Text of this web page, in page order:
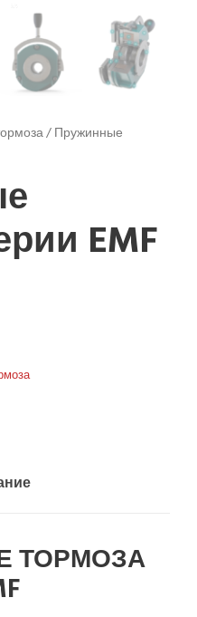
/ Пружинные
EMF
ТОРМОЗА